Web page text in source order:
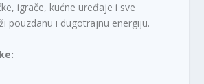
igrače, kućne uređaje i sve
pouzdanu i dugotrajnu energiju.